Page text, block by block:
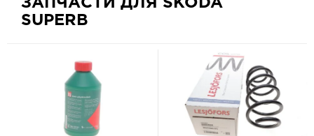
ЗАПЧАСТИ ДЛЯ SKODA
SUPERB